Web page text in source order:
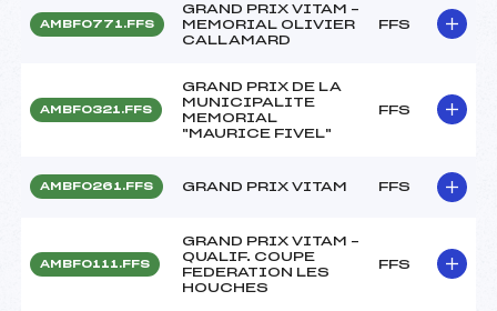
AMBF0771.FFS
GRAND PRIX VITAM –
MEMORIAL OLIVIER
CALLAMARD
FFS
AMBF0321.FFS
GRAND PRIX DE LA
MUNICIPALITE
MEMORIAL
"MAURICE FIVEL"
FFS
AMBF0261.FFS GRAND PRIX VITAM FFS
AMBF0111.FFS
GRAND PRIX VITAM –
QUALIF. COUPE
FEDERATION LES
HOUCHES
FFS